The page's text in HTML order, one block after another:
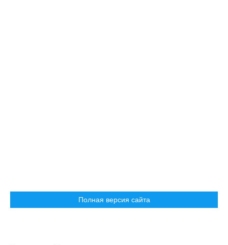
Полная версия сайта